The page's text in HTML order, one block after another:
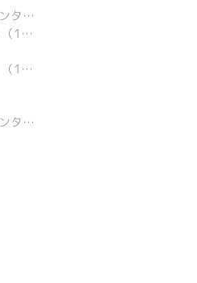
あったかハウス京町デイサービスセンター
（16）
（16）
あったかハウス甘呂デイサービスセンター